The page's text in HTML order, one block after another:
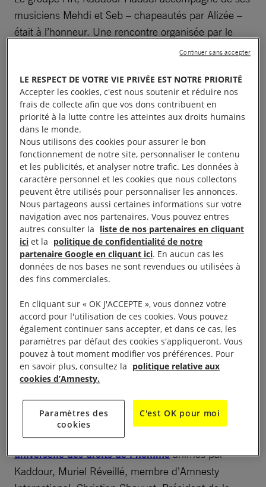
musiciens Mehdi et Seb – chapeautés par Alizée –
était à l’honneur. Une rencontre organisée par le
Des chansons engagées
Des chansons engagées, envoûtantes et poignantes
ont été au rendez-vous avec sincérité. Son émotion
quand il chante« J’ai marché jusqu’à vous »et son
enthousiasme de ne rien lâcher, donne
naturellement cette envie de se battre, d’aller plus
loin et surtout d’aller vers l’autre. D’ailleurs, l’autre
c’est nous.
Les paroles bouleversent, dérangent mais nous
« Assigné-e-s à résistance ».
Échange avec des
demandeurs d’asile
Ensuite, un échange autour de la
universelle des droits de l’hommeanimés par
Kaddour, Muriel Réveillé, membre d’Amnesty
LE RESPECT DE VOTRE VIE PRIVÉE EST NOTRE PRIORITÉ
Accepter les cookies, c'est nous soutenir et réduire nos
frais de collecte afin que vos dons contribuent en
priorité à la lutte contre les atteintes aux droits humains
dans le monde.
Nous utilisons des cookies pour assurer le bon
fonctionnement de notre site, personnaliser le contenu
et les publicités, et analyser notre trafic. Les données à
caractère personnel et les cookies que nous collectons
peuvent être utilisés pour personnaliser les annonces.
Nous partageons aussi certaines informations sur votre
navigation avec nos partenaires. Vous pouvez entres
autres consulter la liste de nos partenaires en cliquant
ici et la politique de confidentialité de notre
partenaire Google en cliquant ici. En aucun cas les
données de nos bases ne sont revendues ou utilisées à
des fins commerciales.
En cliquant sur « OK J'ACCEPTE », vous donnez votre
accord pour l'utilisation de ces cookies. Vous pouvez
également continuer sans accepter, et dans ce cas, les
paramètres par défaut des cookies s'appliqueront. Vous
pouvez à tout moment modifier vos préférences. Pour
en savoir plus, consultez la politique relative aux
cookies d’Amnesty.
Paramètres des
cookies
C'est OK pour moi
Continuer sans accepter